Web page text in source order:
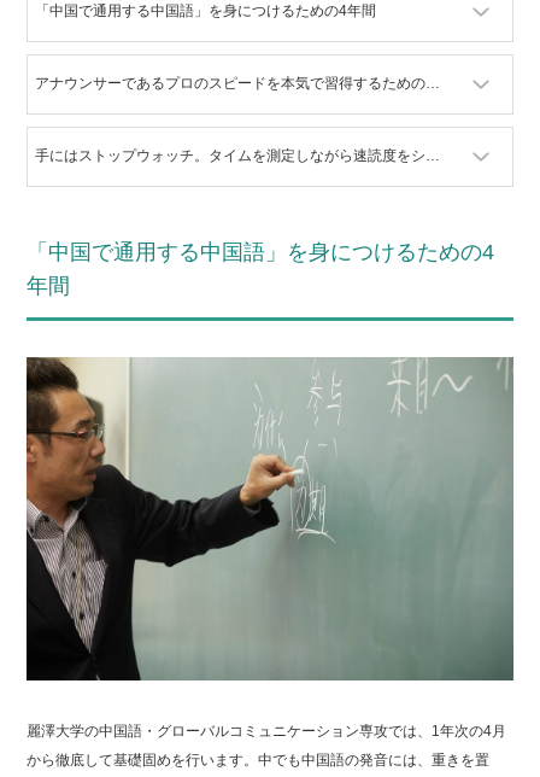
「中国で通用する中国語」を身につけるための4年間
アナウンサーであるプロのスピードを本気で習得するためのトレーニング
手にはストップウォッチ。タイムを測定しながら速読度をシビアに確認！
「中国で通用する中国語」を身につけるための4
年間
麗澤大学の中国語・グローバルコミュニケーション専攻では、1年次の4月
から徹底して基礎固めを行います。中でも中国語の発音には、重きを置